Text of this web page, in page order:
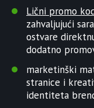
Lični promo
zahvaljujući
ostvare
dodatno
marketinški
stranice i
identiteta